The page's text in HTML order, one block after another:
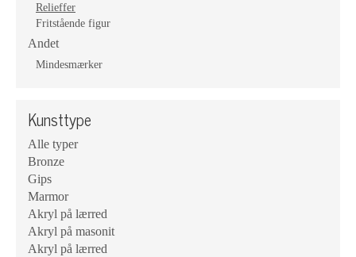
Relieffer
Fritstående figur
Andet
Mindesmærker
Kunsttype
Alle typer
Bronze
Gips
Marmor
Akryl på lærred
Akryl på masonit
Akryl på lærred